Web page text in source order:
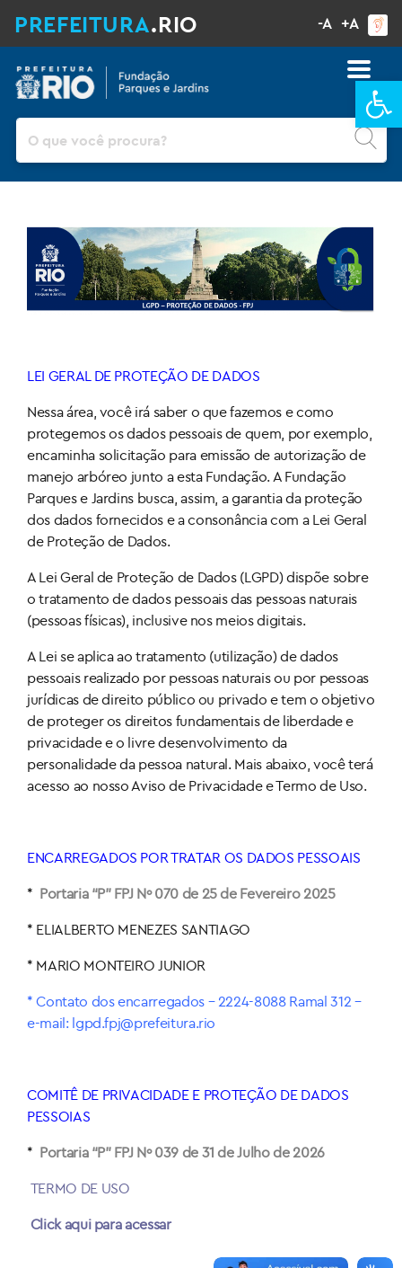
PREFEITURA.RIO -A +A
Pesquisar
LEI GERAL DE PROTEÇÃO DE DADOS
Nessa área, você irá saber o que fazemos e como
protegemos os dados pessoais de quem, por exemplo,
encaminha solicitação para emissão de autorização de
manejo arbóreo junto a esta Fundação. A Fundação
Parques e Jardins busca, assim, a garantia da proteção
dos dados fornecidos e a consonância com a Lei Geral
de Proteção de Dados.
A Lei Geral de Proteção de Dados (LGPD) dispõe sobre
o tratamento de dados pessoais das pessoas naturais
(pessoas físicas), inclusive nos meios digitais.
A Lei se aplica ao tratamento (utilização) de dados
pessoais realizado por pessoas naturais ou por pessoas
jurídicas de direito público ou privado e tem o objetivo
de proteger os direitos fundamentais de liberdade e
privacidade e o livre desenvolvimento da
personalidade da pessoa natural. Mais abaixo, você terá
acesso ao nosso Aviso de Privacidade e Termo de Uso.
ENCARREGADOS POR TRATAR OS DADOS PESSOAIS
* Portaria “P” FPJ Nº 070de 25 de Fevereiro 2025
* ELIALBERTO MENEZES SANTIAGO
* MARIO MONTEIRO JUNIOR
* Contato dos encarregados – 2224-8088 Ramal 312 –
e-mail: lgpd.fpj@prefeitura.rio
COMITÊ DE PRIVACIDADE E PROTEÇÃO DE DADOS
PESSOIAS
* Portaria “P” FPJ Nº 039 de 31 de Julho de 2026
TERMO DE USO
Click aqui para acessar